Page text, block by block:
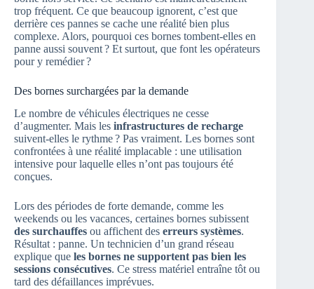
trop fréquent. Ce que beaucoup ignorent, c’est que
derrière ces pannes se cache une réalité bien plus
complexe. Alors, pourquoi ces bornes tombent-elles en
panne aussi souvent ? Et surtout, que font les opérateurs
pour y remédier ?
Des bornes surchargées par la demande
Le nombre de véhicules électriques ne cesse
d’augmenter. Mais les infrastructures de recharge
suivent-elles le rythme ? Pas vraiment. Les bornes sont
confrontées à une réalité implacable : une utilisation
intensive pour laquelle elles n’ont pas toujours été
conçues.
Lors des périodes de forte demande, comme les
weekends ou les vacances, certaines bornes subissent
des surchauffes ou affichent des erreurs systèmes.
Résultat : panne. Un technicien d’un grand réseau
explique que les bornes ne supportent pas bien les
sessions consécutives. Ce stress matériel entraîne tôt ou
tard des défaillances imprévues.